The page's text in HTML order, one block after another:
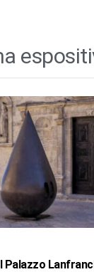
Palazzo